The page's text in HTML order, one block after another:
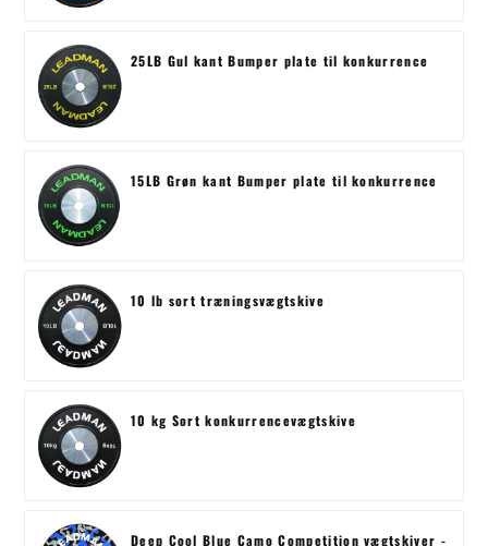
25LB Gul kant Bumper plate til konkurrence
15LB Grøn kant Bumper plate til konkurrence
10 lb sort træningsvægtskive
10 kg Sort konkurrencevægtskive
Deep Cool Blue Camo Competition vægtskiver -